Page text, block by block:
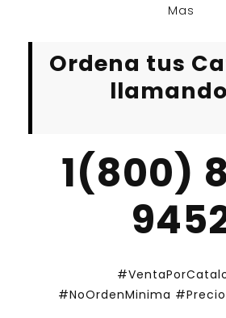
Mas
Ordena tus
1(800)
#NoOrdenMinima